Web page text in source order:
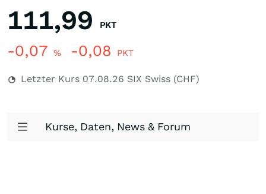
111,99 PKT
-0,07 % -0,08 PKT
Letzter Kurs 07.08.26 SIX Swiss (CHF)
Kurse, Daten, News & Forum